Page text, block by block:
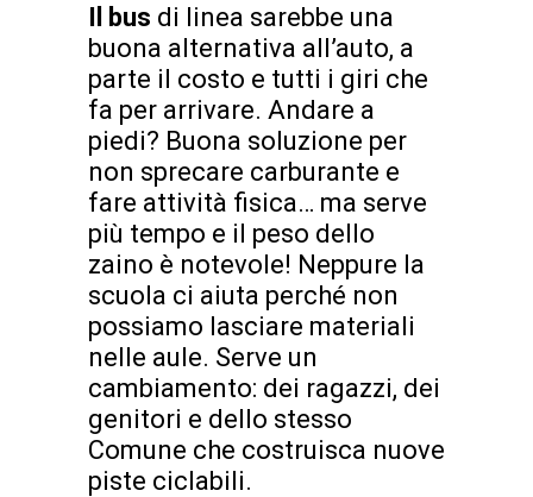
Il bus di linea sarebbe una
buona alternativa all’auto, a
parte il costo e tutti i giri che
fa per arrivare. Andare a
piedi? Buona soluzione per
non sprecare carburante e
fare attività fisica… ma serve
più tempo e il peso dello
zaino è notevole! Neppure la
scuola ci aiuta perché non
possiamo lasciare materiali
nelle aule. Serve un
cambiamento: dei ragazzi, dei
genitori e dello stesso
Comune che costruisca nuove
piste ciclabili.